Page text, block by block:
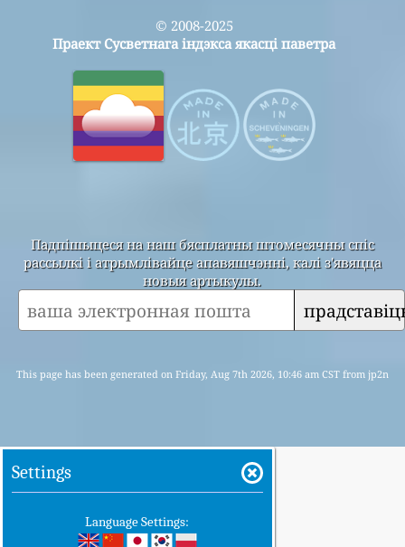
© 2008-2025
Праект Сусветнага індэкса якасці паветра
Падпішыцеся на наш бясплатны штомесячны спіс
рассылкі і атрымлівайце апавяшчэнні, калі з'явяцца
новыя артыкулы.
This page has been generated on Friday, Aug 7th 2026, 10:46 am CST from jp2n
Settings
Language Settings: